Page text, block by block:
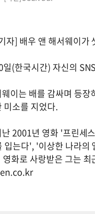
자] 배우 앤 해서웨이가
일(한국시간) 자신의
이는 배를 감싸며 등
미소를 지었다.
2001년 영화 '프린세
입는다', '이상한 나라
화로 사랑받은 그는